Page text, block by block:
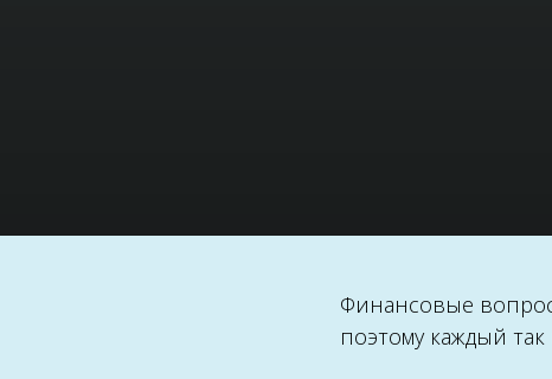
Финансовые
поэтому каждый